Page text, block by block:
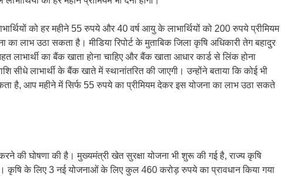
को हर महीने 55 रुपये और 40 वर्ष आयु के लाभार्थियों को 200 रुपये प्रीमियम
का लाभ उठा सकता है। मीडिया रिपोर्ट के मुताबिक जिला कृषि अधिकारी तेग बहादुर
का बैंक खाता होना चाहिए और बैंक खाता आधार कार्ड से लिंक होना
सीधे लाभार्थी के बैंक खाते में स्थानांतरित की जाएगी। उन्होंने बताया कि कोई भी
है, आप महीने में सिर्फ 55 रुपये का प्रीमियम देकर इस योजना का लाभ उठा सकते
की घोषणा की है। मुख्यमंत्री खेत सुरक्षा योजना भी शुरू की गई है, राज्य कृषि
कृषि के लिए 3 नई योजनाओं के लिए कुल 460 करोड़ रुपये का प्रावधान किया गया